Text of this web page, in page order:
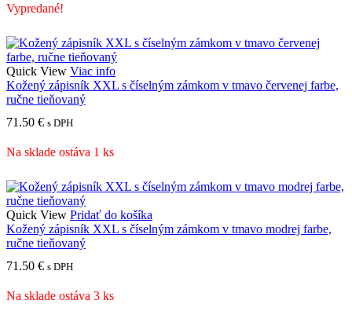
Vypredané!
Quick View Viac info
Kožený zápisník XXL s číselným zámkom v tmavo červenej farbe,
ručne tieňovaný
71.50 € s DPH
Na sklade ostáva 1 ks
Quick View Pridať do košíka
Kožený zápisník XXL s číselným zámkom v tmavo modrej farbe,
ručne tieňovaný
71.50 € s DPH
Na sklade ostáva 3 ks